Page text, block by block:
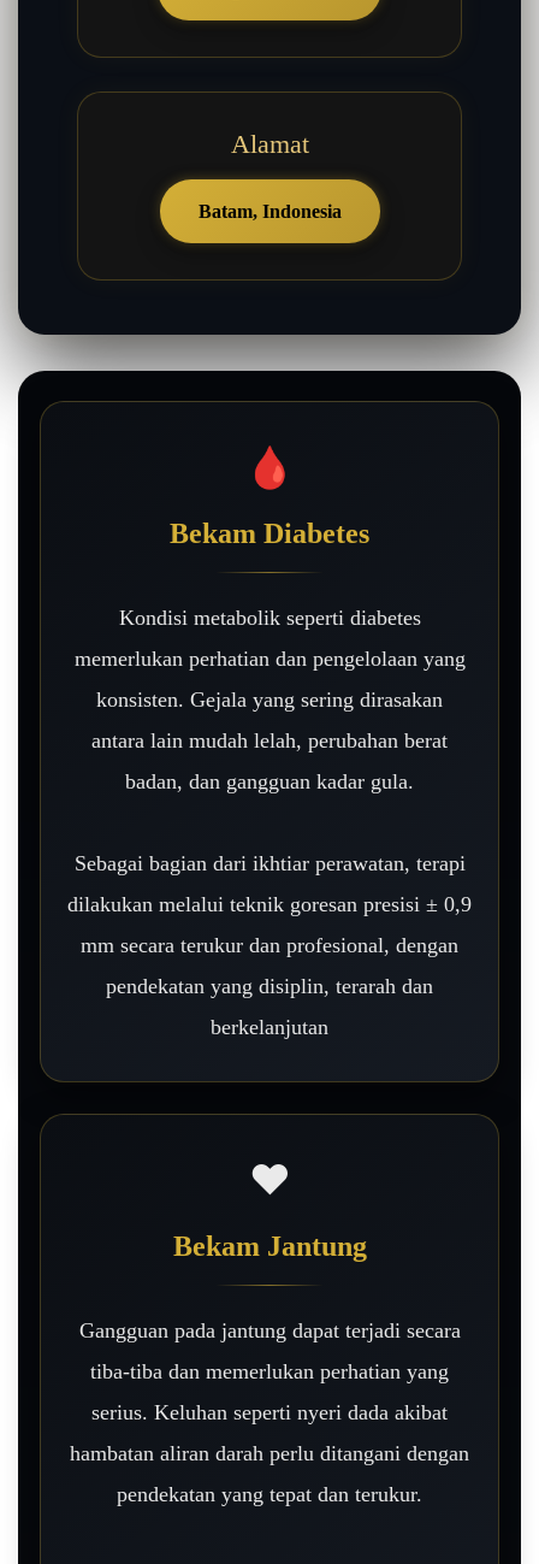
Alamat
Batam, Indonesia
🩸
Bekam Diabetes
Kondisi metabolik seperti diabetes
memerlukan perhatian dan pengelolaan yang
konsisten. Gejala yang sering dirasakan
antara lain mudah lelah, perubahan berat
badan, dan gangguan kadar gula.
Sebagai bagian dari ikhtiar perawatan, terapi
dilakukan melalui teknik goresan presisi ± 0,9
mm secara terukur dan profesional, dengan
pendekatan yang disiplin, terarah dan
berkelanjutan
❤️
Bekam Jantung
Gangguan pada jantung dapat terjadi secara
tiba-tiba dan memerlukan perhatian yang
serius. Keluhan seperti nyeri dada akibat
hambatan aliran darah perlu ditangani dengan
pendekatan yang tepat dan terukur.